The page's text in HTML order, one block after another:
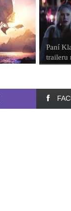
Paní
traileru